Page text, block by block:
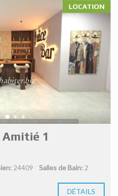
LOCATION
1
24409 Salles de Bain: 2
DÉTAILS